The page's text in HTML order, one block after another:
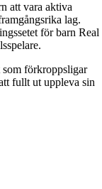
att vara aktiva
lag.
för barn Real
som förkroppsligar
fullt ut uppleva sin